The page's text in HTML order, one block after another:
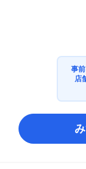
事
店